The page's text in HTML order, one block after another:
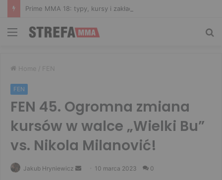
Menu
Home / FEN
FEN
FEN 45. Ogromna zmiana
kursów w walce „Wielki Bu”
vs. Nikola Milanović!
Jakub Hryniewicz
Send 10 marca 2023 0